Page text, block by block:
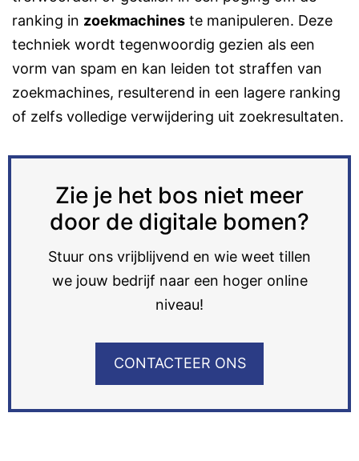
ranking in zoekmachines te manipuleren. Deze
techniek wordt tegenwoordig gezien als een
vorm van spam en kan leiden tot straffen van
zoekmachines, resulterend in een lagere ranking
of zelfs volledige verwijdering uit zoekresultaten.
Zie je het bos niet meer
door de digitale bomen?
Stuur ons vrijblijvend en wie weet tillen
we jouw bedrijf naar een hoger online
niveau!
CONTACTEER ONS